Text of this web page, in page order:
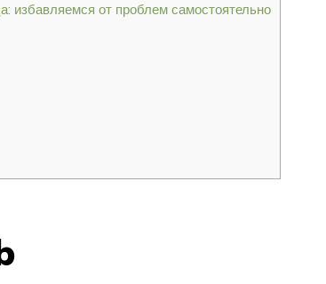
избавляемся от проблем самостоятельно